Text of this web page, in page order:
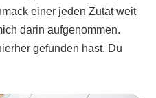
einer jeden Zutat weit
darin aufgenommen.
gefunden hast. Du